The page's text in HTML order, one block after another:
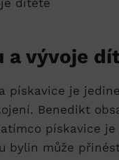
a vývoje⁢
pískavice je
Benedikt‍
pískavice
bylin může